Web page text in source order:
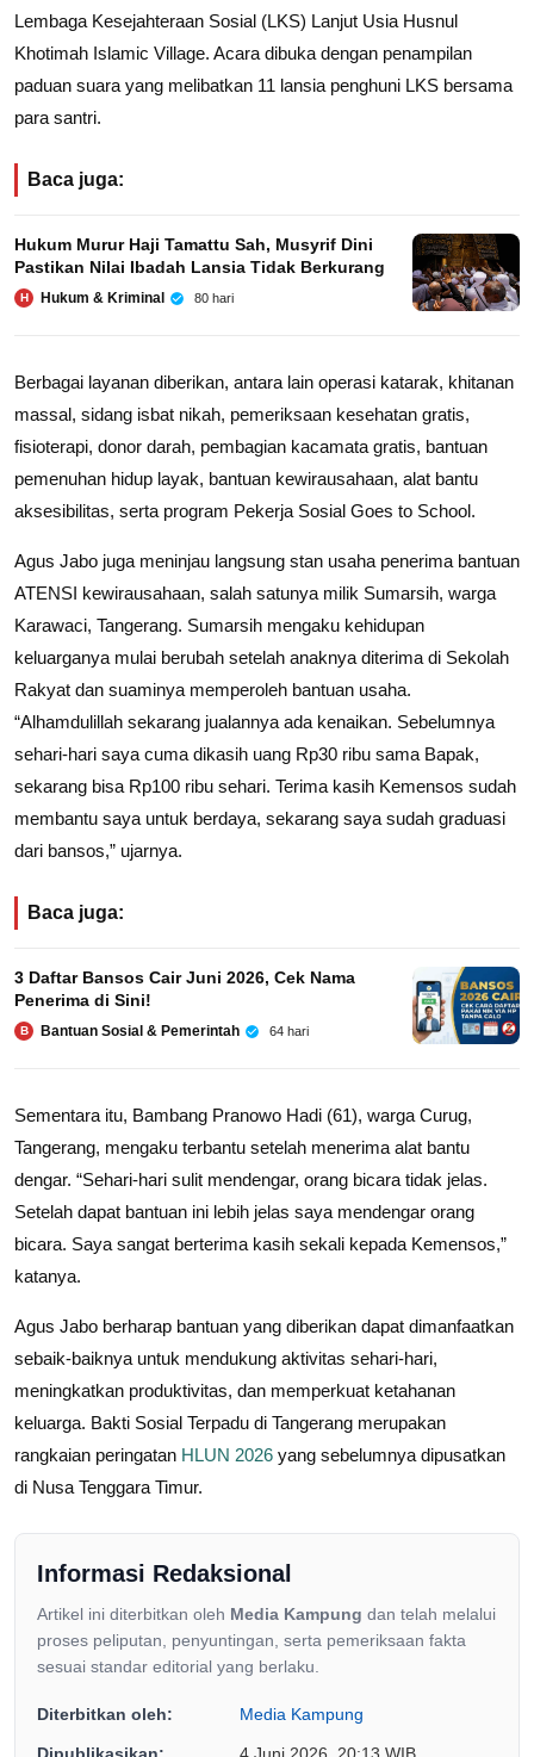
Lembaga Kesejahteraan Sosial (LKS) Lanjut Usia Husnul
Khotimah Islamic Village. Acara dibuka dengan penampilan
paduan suara yang melibatkan 11 lansia penghuni LKS bersama
para santri.
Baca juga:
Hukum Murur Haji Tamattu Sah, Musyrif Dini
Pastikan Nilai Ibadah Lansia Tidak Berkurang
H Hukum & Kriminal 80 hari
Berbagai layanan diberikan, antara lain operasi katarak, khitanan
massal, sidang isbat nikah, pemeriksaan kesehatan gratis,
fisioterapi, donor darah, pembagian kacamata gratis, bantuan
pemenuhan hidup layak, bantuan kewirausahaan, alat bantu
aksesibilitas, serta program Pekerja Sosial Goes to School.
Agus Jabo juga meninjau langsung stan usaha penerima bantuan
ATENSI kewirausahaan, salah satunya milik Sumarsih, warga
Karawaci, Tangerang. Sumarsih mengaku kehidupan
keluarganya mulai berubah setelah anaknya diterima di Sekolah
Rakyat dan suaminya memperoleh bantuan usaha.
“Alhamdulillah sekarang jualannya ada kenaikan. Sebelumnya
sehari-hari saya cuma dikasih uang Rp30 ribu sama Bapak,
sekarang bisa Rp100 ribu sehari. Terima kasih Kemensos sudah
membantu saya untuk berdaya, sekarang saya sudah graduasi
dari bansos,” ujarnya.
Baca juga:
3 Daftar Bansos Cair Juni 2026, Cek Nama
Penerima di Sini!
B Bantuan Sosial & Pemerintah 64 hari
Sementara itu, Bambang Pranowo Hadi (61), warga Curug,
Tangerang, mengaku terbantu setelah menerima alat bantu
dengar. “Sehari-hari sulit mendengar, orang bicara tidak jelas.
Setelah dapat bantuan ini lebih jelas saya mendengar orang
bicara. Saya sangat berterima kasih sekali kepada Kemensos,”
katanya.
Agus Jabo berharap bantuan yang diberikan dapat dimanfaatkan
sebaik-baiknya untuk mendukung aktivitas sehari-hari,
meningkatkan produktivitas, dan memperkuat ketahanan
keluarga. Bakti Sosial Terpadu di Tangerang merupakan
rangkaian peringatan HLUN 2026 yang sebelumnya dipusatkan
di Nusa Tenggara Timur.
Informasi Redaksional
Artikel ini diterbitkan oleh Media Kampung dan telah melalui
proses peliputan, penyuntingan, serta pemeriksaan fakta
sesuai standar editorial yang berlaku.
Diterbitkan oleh: Media Kampung
Dipublikasikan: 4 Juni 2026, 20:13 WIB